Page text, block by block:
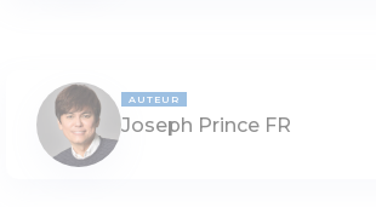
AUTEUR
Joseph Prince FR